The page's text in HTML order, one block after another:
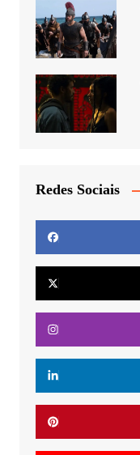
Redes Sociais